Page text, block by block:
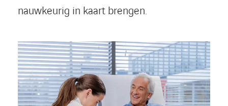
nauwkeurig in kaart brengen.